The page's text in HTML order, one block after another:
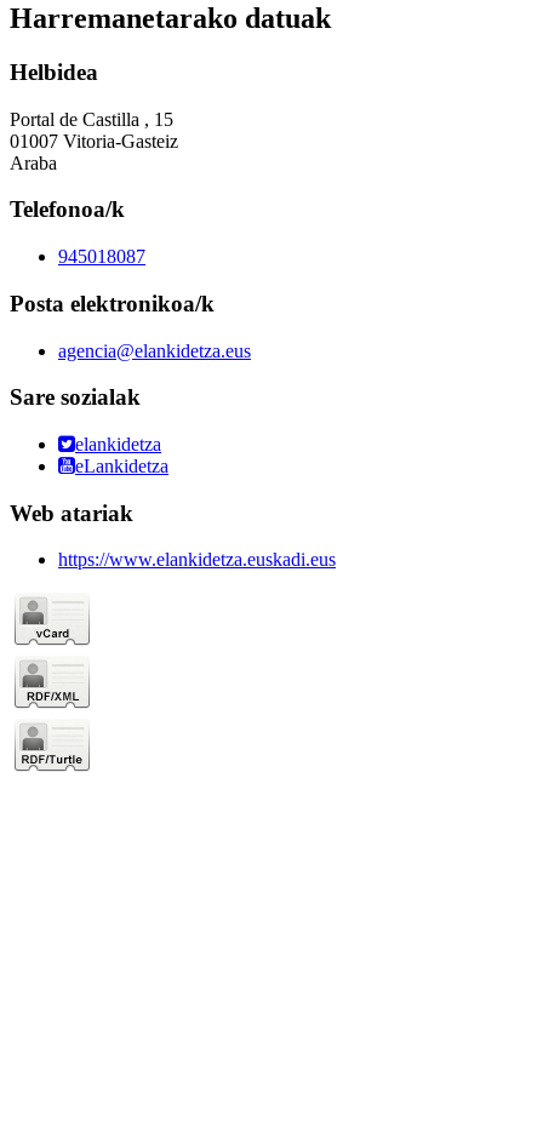
Harremanetarako datuak
Helbidea
Portal de Castilla , 15
01007 Vitoria-Gasteiz
Araba
Telefonoa/k
945018087
Posta elektronikoa/k
agencia@elankidetza.eus
Sare sozialak
elankidetza
eLankidetza
Web atariak
https://www.elankidetza.euskadi.eus